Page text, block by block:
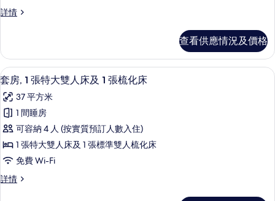
張
大
雙
人
床,
轉
角
的
相
片
詳情
客
加
大
雙
床,
轉
角
詳
情
查看供應情況及價格
載
入
所
有
套
房,
張
55 吋平面電視連有線電視頻道、電視
6
套房, 1 張特大雙人床及 1 張梳化床
37 平方米
1 間睡房
可容納 4 人 (按實質預訂人數入住)
1 張特大雙人床及 1 張標準雙人梳化床
免費 Wi-Fi
詳情
套